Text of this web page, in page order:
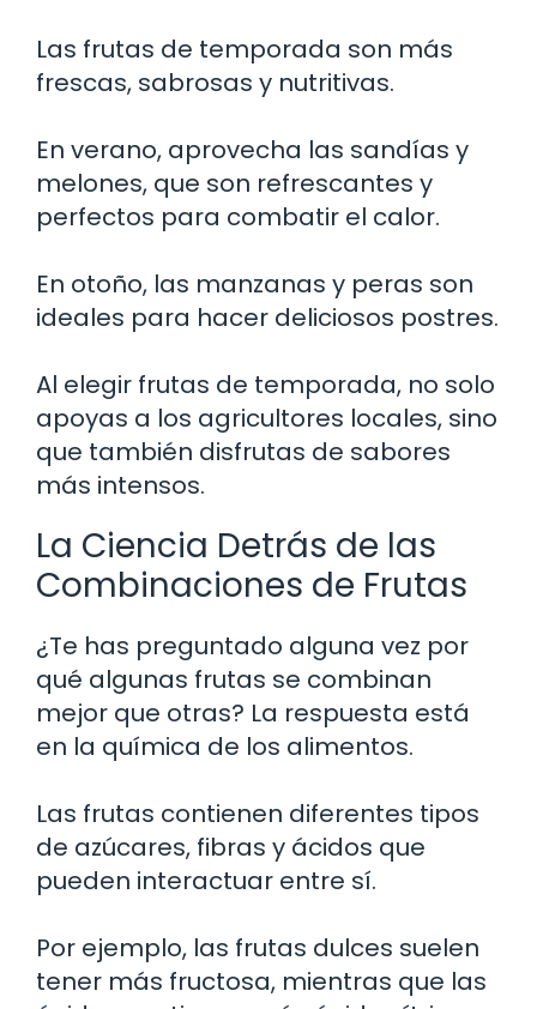
Las frutas de temporada son más
frescas, sabrosas y nutritivas.
En verano, aprovecha las sandías y
melones, que son refrescantes y
perfectos para combatir el calor.
En otoño, las manzanas y peras son
ideales para hacer deliciosos postres.
Al elegir frutas de temporada, no solo
apoyas a los agricultores locales, sino
que también disfrutas de sabores
más intensos.
La Ciencia Detrás de las
Combinaciones de Frutas
¿Te has preguntado alguna vez por
qué algunas frutas se combinan
mejor que otras? La respuesta está
en la química de los alimentos.
Las frutas contienen diferentes tipos
de azúcares, fibras y ácidos que
pueden interactuar entre sí.
Por ejemplo, las frutas dulces suelen
tener más fructosa, mientras que las